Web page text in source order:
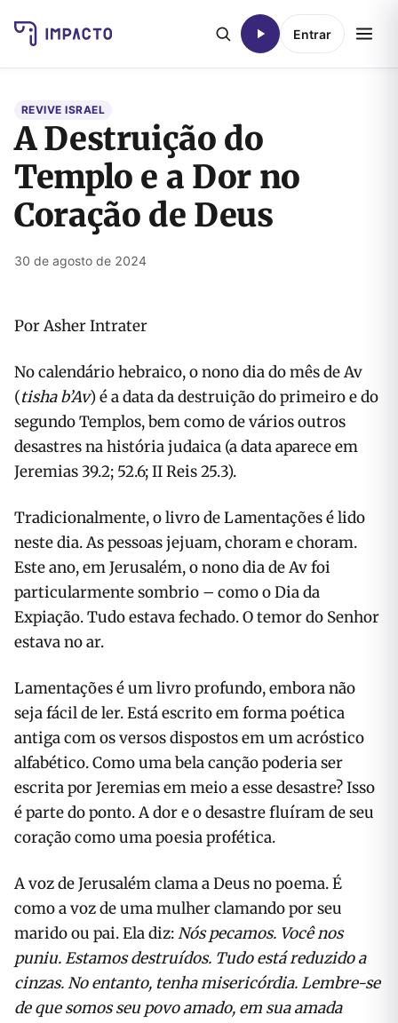
Entrar
REVIVE ISRAEL
A Destruição do
Templo e a Dor no
Coração de Deus
30 de agosto de 2024
Por Asher Intrater
No calendário hebraico, o nono dia do mês de Av
(tisha b’Av) é a data da destruição do primeiro e do
segundo Templos, bem como de vários outros
desastres na história judaica (a data aparece em
Jeremias 39.2; 52.6; II Reis 25.3).
Tradicionalmente, o livro de Lamentações é lido
neste dia. As pessoas jejuam, choram e choram.
Este ano, em Jerusalém, o nono dia de Av foi
particularmente sombrio – como o Dia da
Expiação. Tudo estava fechado. O temor do Senhor
estava no ar.
Lamentações é um livro profundo, embora não
seja fácil de ler. Está escrito em forma poética
antiga com os versos dispostos em um acróstico
alfabético. Como uma bela canção poderia ser
escrita por Jeremias em meio a esse desastre? Isso
é parte do ponto. A dor e o desastre fluíram de seu
coração como uma poesia profética.
A voz de Jerusalém clama a Deus no poema. É
como a voz de uma mulher clamando por seu
marido ou pai. Ela diz:Nós pecamos. Você nos
puniu. Estamos destruídos. Tudo está reduzido a
cinzas. No entanto, tenha misericórdia. Lembre-se
de que somos seu povo amado, em sua amada